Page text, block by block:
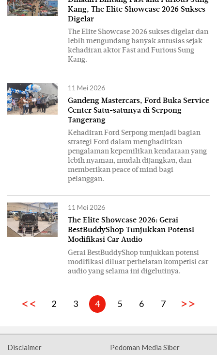
Kang, The Elite Showcase 2026 Sukses
Digelar
The Elite Showcase 2026 sukses digelar dan
lebih mengundang banyak antusias sejak
kehadiran aktor Fast and Furious Sung
Kang.
11 Mei 2026
Gandeng Mastercars, Ford Buka Service
Center Satu-satunya di Serpong
Tangerang
Kehadiran Ford Serpong menjadi bagian
strategi Ford dalam menghadirkan
pengalaman kepemilikan kendaraan yang
lebih nyaman, mudah dijangkau, dan
memberikan peace of mind bagi
pelanggan.
11 Mei 2026
The Elite Showcase 2026: Gerai
BestBuddyShop Tunjukkan Potensi
Modifikasi Car Audio
Gerai BestBuddyShop tunjukkan potensi
modifikasi diluar perhelatan kompetisi car
audio yang selama ini digelutinya.
<< 2 3 4 5 6 7 >>
Disclaimer Pedoman Media Siber